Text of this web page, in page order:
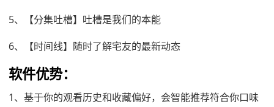
5、【分集吐槽】吐槽是我们的本能
6、【时间线】随时了解宅友的最新动态
软件优势：
1、基于你的观看历史和收藏偏好，会智能推荐符合你口味